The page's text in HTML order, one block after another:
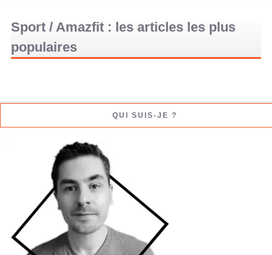
Sport / Amazfit : les articles les plus
populaires
QUI SUIS-JE ?